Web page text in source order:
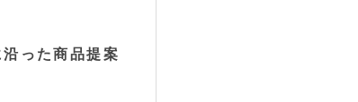
った商品提案